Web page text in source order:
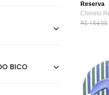
Reserva
R$ 154,90